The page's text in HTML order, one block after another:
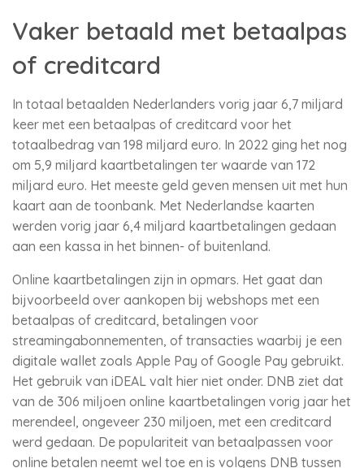
Vaker betaald met betaalpas
of creditcard
In totaal betaalden Nederlanders vorig jaar 6,7 miljard
keer met een betaalpas of creditcard voor het
totaalbedrag van 198 miljard euro. In 2022 ging het nog
om 5,9 miljard kaartbetalingen ter waarde van 172
miljard euro. Het meeste geld geven mensen uit met hun
kaart aan de toonbank. Met Nederlandse kaarten
werden vorig jaar 6,4 miljard kaartbetalingen gedaan
aan een kassa in het binnen- of buitenland.
Online kaartbetalingen zijn in opmars. Het gaat dan
bijvoorbeeld over aankopen bij webshops met een
betaalpas of creditcard, betalingen voor
streamingabonnementen, of transacties waarbij je een
digitale wallet zoals Apple Pay of Google Pay gebruikt.
Het gebruik van iDEAL valt hier niet onder. DNB ziet dat
van de 306 miljoen online kaartbetalingen vorig jaar het
merendeel, ongeveer 230 miljoen, met een creditcard
werd gedaan. De populariteit van betaalpassen voor
online betalen neemt wel toe en is volgens DNB tussen